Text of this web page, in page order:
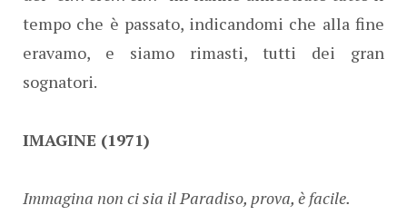
tempo che è passato, indicandomi che alla fine
eravamo, e siamo rimasti, tutti dei gran
sognatori.
IMAGINE (1971)
Immagina non ci sia il Paradiso, prova, è facile.